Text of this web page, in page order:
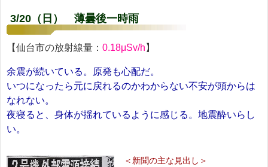
3/20（日） 薄曇後一時雨
【仙台市の放射線量： 0.18μSv/h 】
余震が続いている。原発も心配だ。
いつになったら元に戻れるのかわからない不安が頭からは
なれない。
夜寝ると、身体が揺れているように感じる。地震酔いらし
い。
＜新聞の主な見出し＞